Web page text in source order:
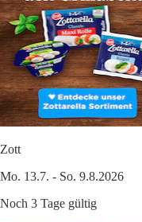
Zott
Mo. 13.7. - So. 9.8.2026
Noch 3 Tage gültig